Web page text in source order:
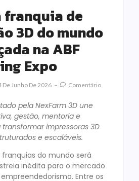
franquia de
3D do mundo
na ABF
Expo
De Junho De 2026 Comentário
pela NexFarm 3D une
gestão, mentoria e
impressoras 3D
e escaláveis.
do mundo será
inédita para o mercado
Entre os